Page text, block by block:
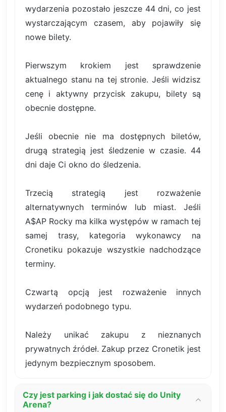
wydarzenia pozostało jeszcze 44 dni, co jest
wystarczającym czasem, aby pojawiły się
nowe bilety.
Pierwszym krokiem jest sprawdzenie
aktualnego stanu na tej stronie. Jeśli widzisz
cenę i aktywny przycisk zakupu, bilety są
obecnie dostępne.
Jeśli obecnie nie ma dostępnych biletów,
drugą strategią jest śledzenie w czasie. 44
dni daje Ci okno do śledzenia.
Trzecią strategią jest rozważenie
alternatywnych terminów lub miast. Jeśli
A$AP Rocky ma kilka występów w ramach tej
samej trasy, kategoria wykonawcy na
Cronetiku pokazuje wszystkie nadchodzące
terminy.
Czwartą opcją jest rozważenie innych
wydarzeń podobnego typu.
Należy unikać zakupu z nieznanych
prywatnych źródeł. Zakup przez Cronetik jest
jedynym bezpiecznym sposobem.
Czy jest parking i jak dostać się do Unity
Arena?